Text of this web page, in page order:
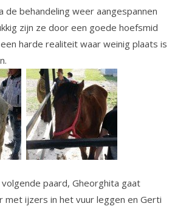
de behandeling weer aangespannen
zijn ze door een goede hoefsmid
harde realiteit waar weinig plaats is
volgende paard, Gheorghita gaat
met ijzers in het vuur leggen en Gerti